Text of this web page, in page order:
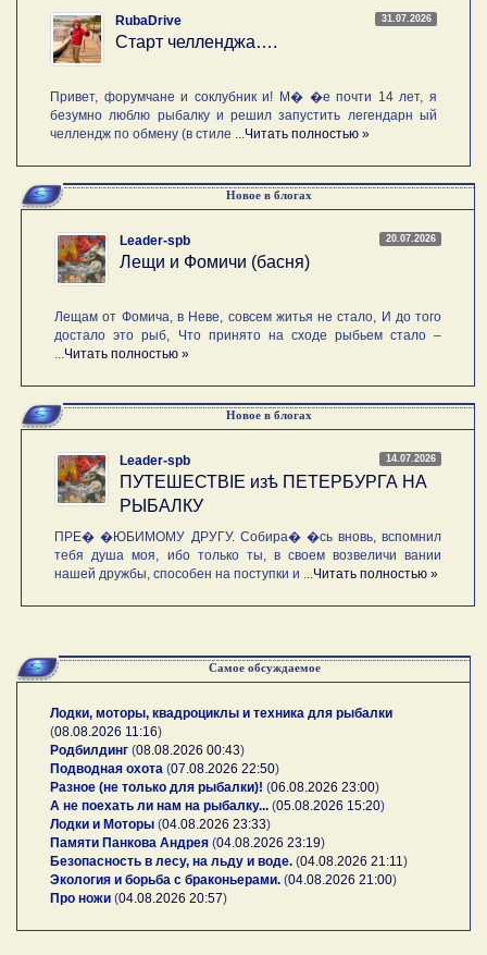
31.07.2026
RubaDrive
Старт челленджа….
Привет, форумчане и соклубник и! М� �е почти 14 лет, я
безумно люблю рыбалку и решил запустить легендарн ый
челлендж по обмену (в стиле ... Читать полностью »
Новое в блогах
20.07.2026
Leader-spb
Лещи и Фомичи (басня)
Лещам от Фомича, в Неве, совсем житья не стало, И до того
достало это рыб, Что принято на сходе рыбьем стало –
Читать полностью »
Новое в блогах
14.07.2026
Leader-spb
ПУТЕШЕСТВIE изѣ ПЕТЕРБУРГА НА
РЫБАЛКУ
ПРЕ� �ЮБИМОМУ ДРУГУ. Собира� �сь вновь, вспомнил
тебя душа моя, ибо только ты, в своем возвеличи вании
нашей дружбы, способен на поступки и ... Читать полностью »
Самое обсуждаемое
Лодки, моторы, квадроциклы и техника для рыбалки
(08.08.2026 11:16)
Родбилдинг (08.08.2026 00:43)
Подводная охота (07.08.2026 22:50)
Разное (не только для рыбалки)! (06.08.2026 23:00)
А не поехать ли нам на рыбалку... (05.08.2026 15:20)
Лодки и Моторы (04.08.2026 23:33)
Памяти Панкова Андрея (04.08.2026 23:19)
Безопасность в лесу, на льду и воде. (04.08.2026 21:11 )
Экология и борьба с браконьерами. (04.08.2026 21:00)
Про ножи (04.08.2026 20:57)